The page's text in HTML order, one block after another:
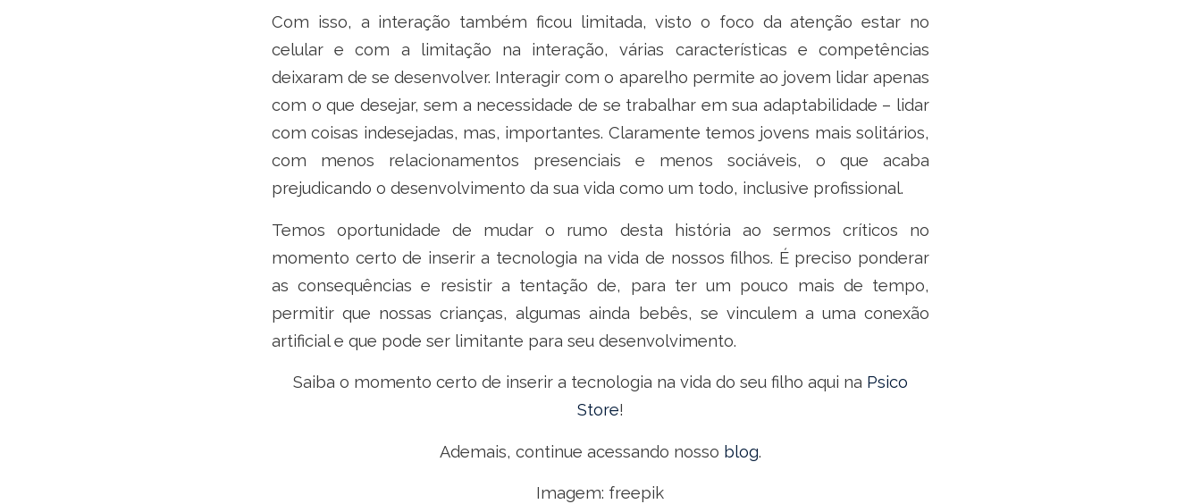
Com isso, a interação também ficou limitada, visto o foco da atenção estar no
celular e com a limitação na interação, várias características e competências
deixaram de se desenvolver. Interagir com o aparelho permite ao jovem lidar apenas
com o que desejar, sem a necessidade de se trabalhar em sua adaptabilidade – lidar
com coisas indesejadas, mas, importantes. Claramente temos jovens mais solitários,
com menos relacionamentos presenciais e menos sociáveis, o que acaba
prejudicando o desenvolvimento da sua vida como um todo, inclusive profissional.
Temos oportunidade de mudar o rumo desta história ao sermos críticos no
momento certo de inserir a tecnologia na vida de nossos filhos. É preciso ponderar
as consequências e resistir a tentação de, para ter um pouco mais de tempo,
permitir que nossas crianças, algumas ainda bebês, se vinculem a uma conexão
artificial e que pode ser limitante para seu desenvolvimento.
Saiba o momento certo de inserir a tecnologia na vida do seu filho aqui na Psico
Store!
Ademais, continue acessando nosso blog.
Imagem: freepik